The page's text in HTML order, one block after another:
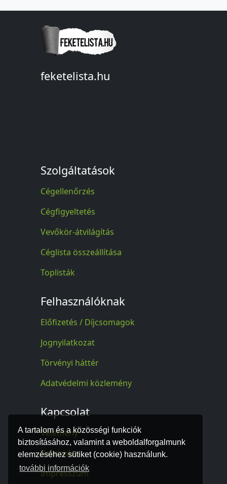
A tartalom és a közösségi funkciók
biztosításához, valamint a weboldalforgalmunk
elemzéséhez sütiket (cookie) használunk.
további információk
feketelista.hu
Szolgáltatások
Cégellenőrzés
Cégfigyeltetés
Vevőkör-átvilágítás
Céglista összeállítása
Toplisták
Felhasználóknak
Előfizetés / Díjcsomagok
Jognyilatkozat
Törvényi háttér
Adatvédelmi közlemény
Kapcsolat
Vélemény
Kapcsolat
Impresszum